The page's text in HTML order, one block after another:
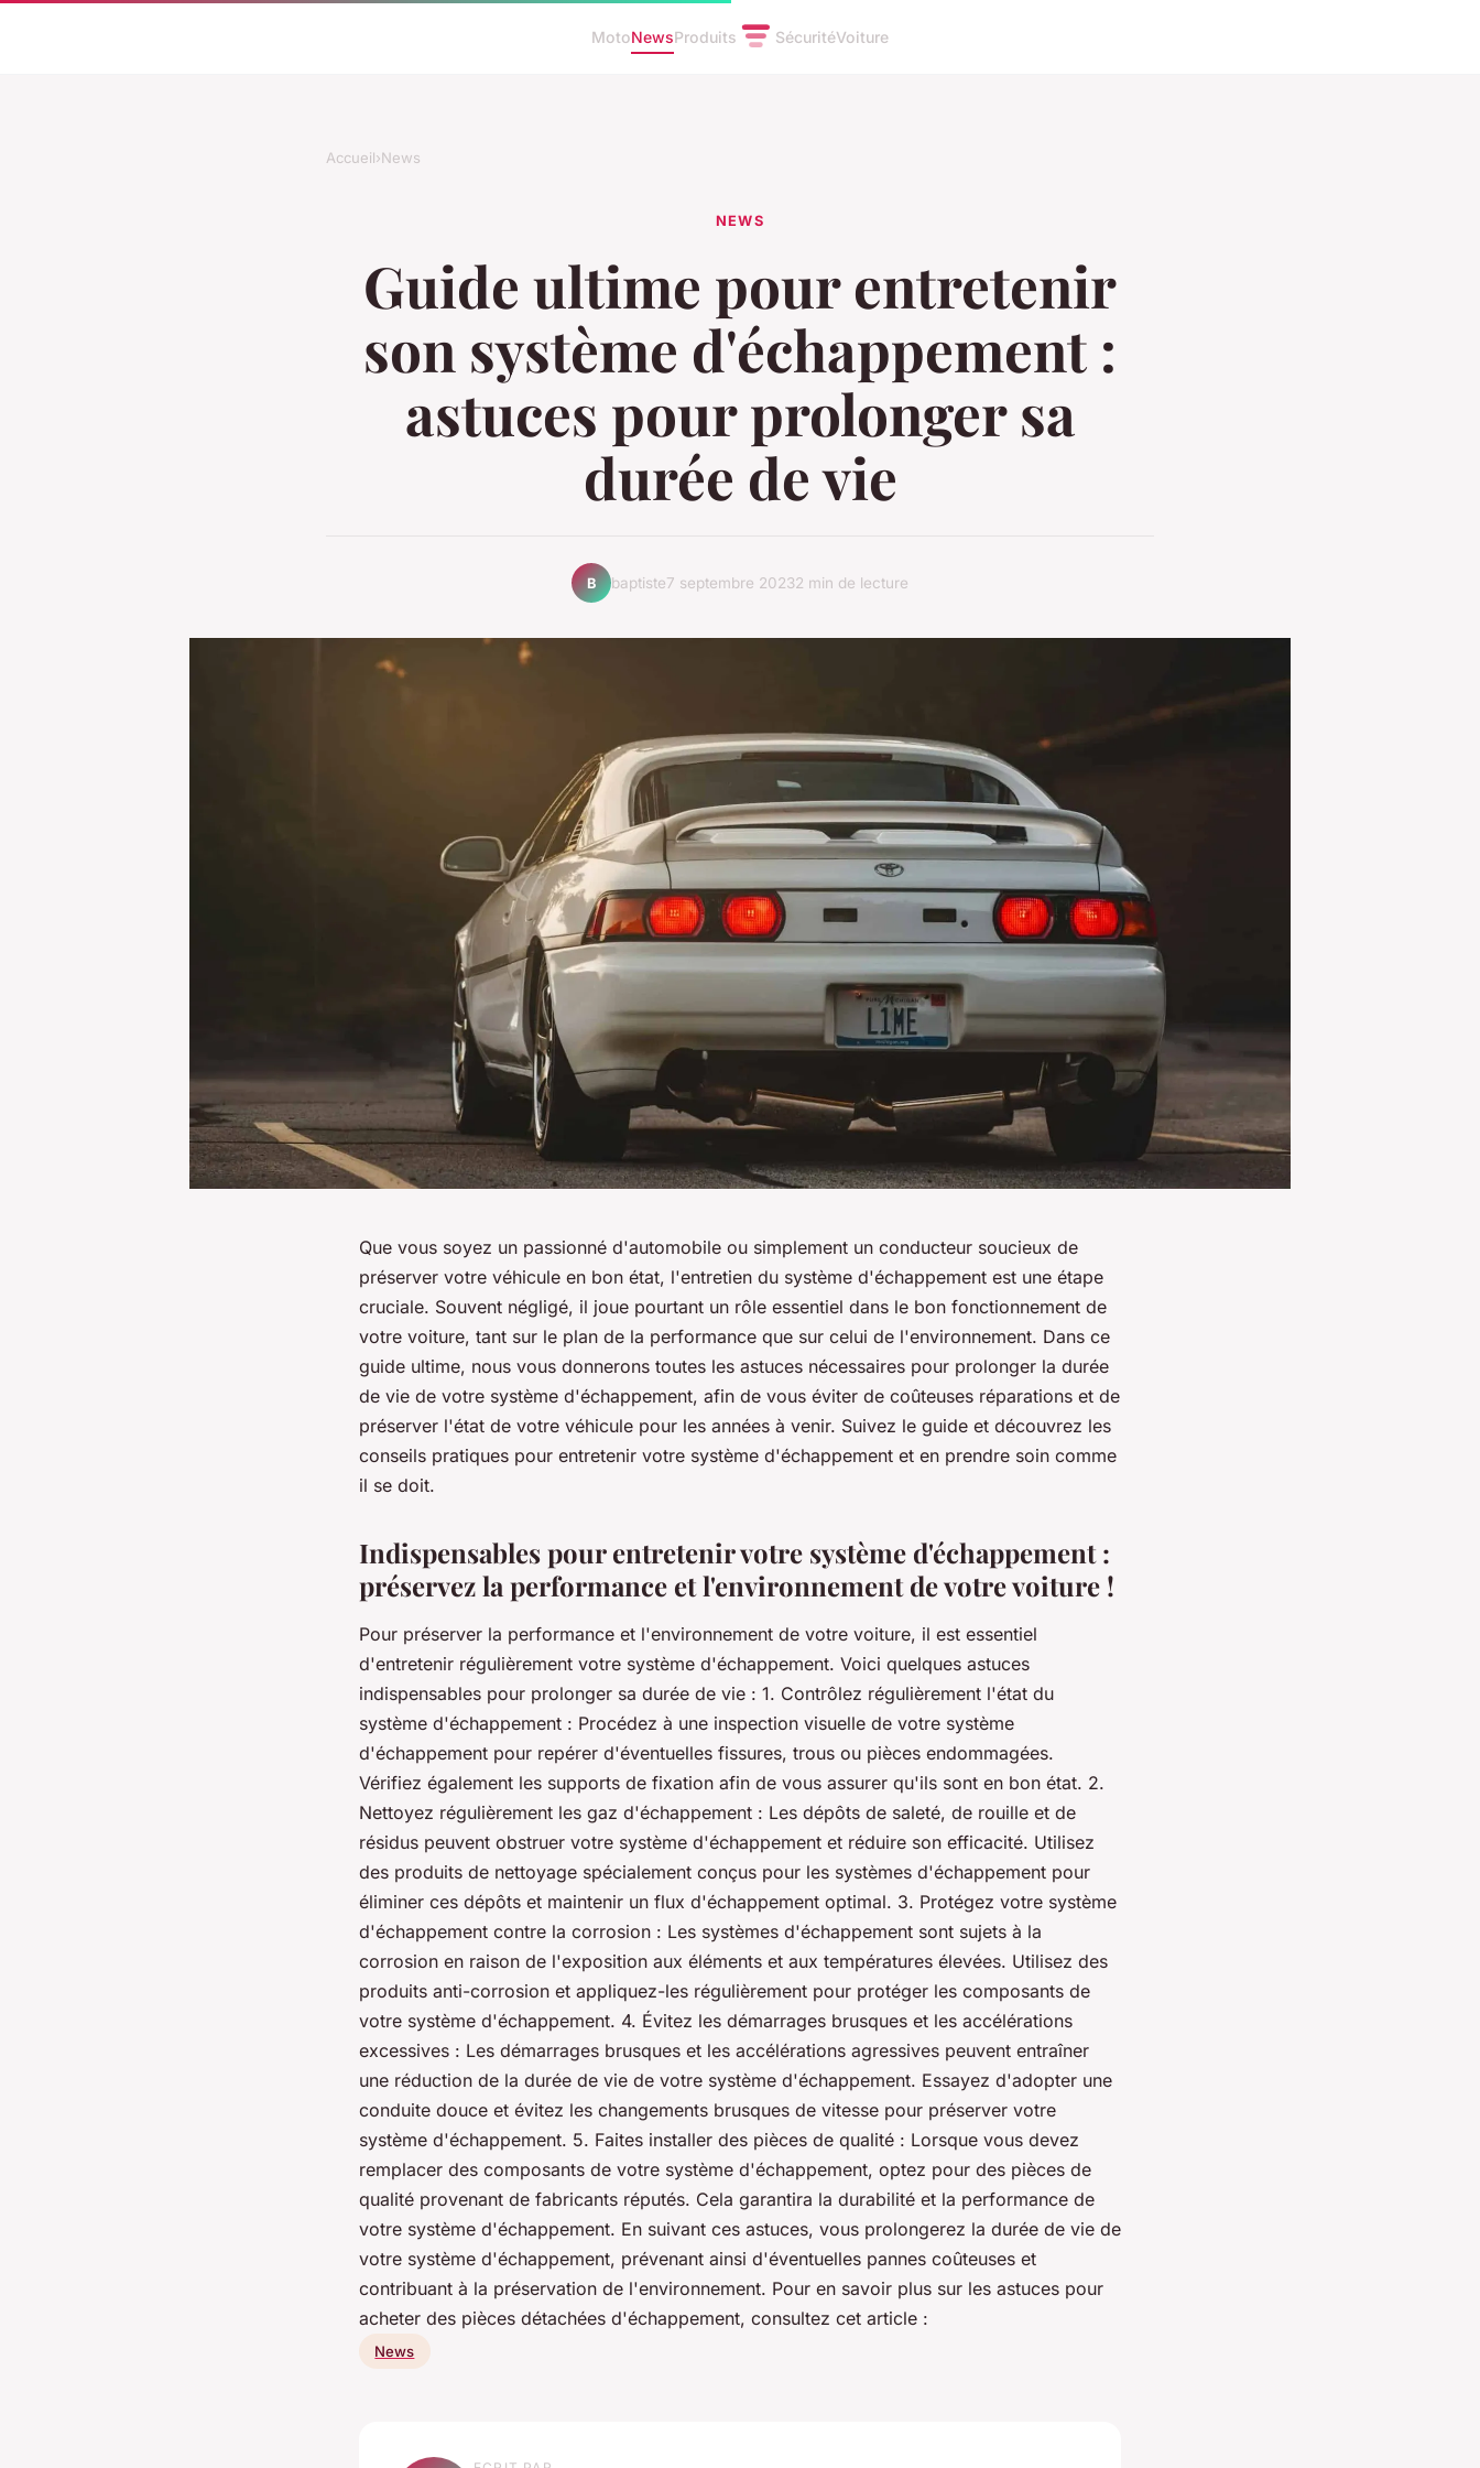
MotoNewsProduits SécuritéVoiture
Accueil›News
NEWS
Guide ultime pour entretenir
son système d'échappement :
astuces pour prolonger sa
durée de vie
B baptiste7 septembre 20232 min de lecture
Que vous soyez un passionné d'automobile ou simplement un conducteur soucieux de
préserver votre véhicule en bon état, l'entretien du système d'échappement est une étape
cruciale. Souvent négligé, il joue pourtant un rôle essentiel dans le bon fonctionnement de
votre voiture, tant sur le plan de la performance que sur celui de l'environnement. Dans ce
guide ultime, nous vous donnerons toutes les astuces nécessaires pour prolonger la durée
de vie de votre système d'échappement, afin de vous éviter de coûteuses réparations et de
préserver l'état de votre véhicule pour les années à venir. Suivez le guide et découvrez les
conseils pratiques pour entretenir votre système d'échappement et en prendre soin comme
il se doit.
Indispensables pour entretenir votre système d'échappement :
préservez la performance et l'environnement de votre voiture !
Pour préserver la performance et l'environnement de votre voiture, il est essentiel
d'entretenir régulièrement votre système d'échappement. Voici quelques astuces
indispensables pour prolonger sa durée de vie : 1. Contrôlez régulièrement l'état du
système d'échappement : Procédez à une inspection visuelle de votre système
d'échappement pour repérer d'éventuelles fissures, trous ou pièces endommagées.
Vérifiez également les supports de fixation afin de vous assurer qu'ils sont en bon état. 2.
Nettoyez régulièrement les gaz d'échappement : Les dépôts de saleté, de rouille et de
résidus peuvent obstruer votre système d'échappement et réduire son efficacité. Utilisez
des produits de nettoyage spécialement conçus pour les systèmes d'échappement pour
éliminer ces dépôts et maintenir un flux d'échappement optimal. 3. Protégez votre système
d'échappement contre la corrosion : Les systèmes d'échappement sont sujets à la
corrosion en raison de l'exposition aux éléments et aux températures élevées. Utilisez des
produits anti-corrosion et appliquez-les régulièrement pour protéger les composants de
votre système d'échappement. 4. Évitez les démarrages brusques et les accélérations
excessives : Les démarrages brusques et les accélérations agressives peuvent entraîner
une réduction de la durée de vie de votre système d'échappement. Essayez d'adopter une
conduite douce et évitez les changements brusques de vitesse pour préserver votre
système d'échappement. 5. Faites installer des pièces de qualité : Lorsque vous devez
remplacer des composants de votre système d'échappement, optez pour des pièces de
qualité provenant de fabricants réputés. Cela garantira la durabilité et la performance de
votre système d'échappement. En suivant ces astuces, vous prolongerez la durée de vie de
votre système d'échappement, prévenant ainsi d'éventuelles pannes coûteuses et
contribuant à la préservation de l'environnement. Pour en savoir plus sur les astuces pour
acheter des pièces détachées d'échappement, consultez cet article :
News